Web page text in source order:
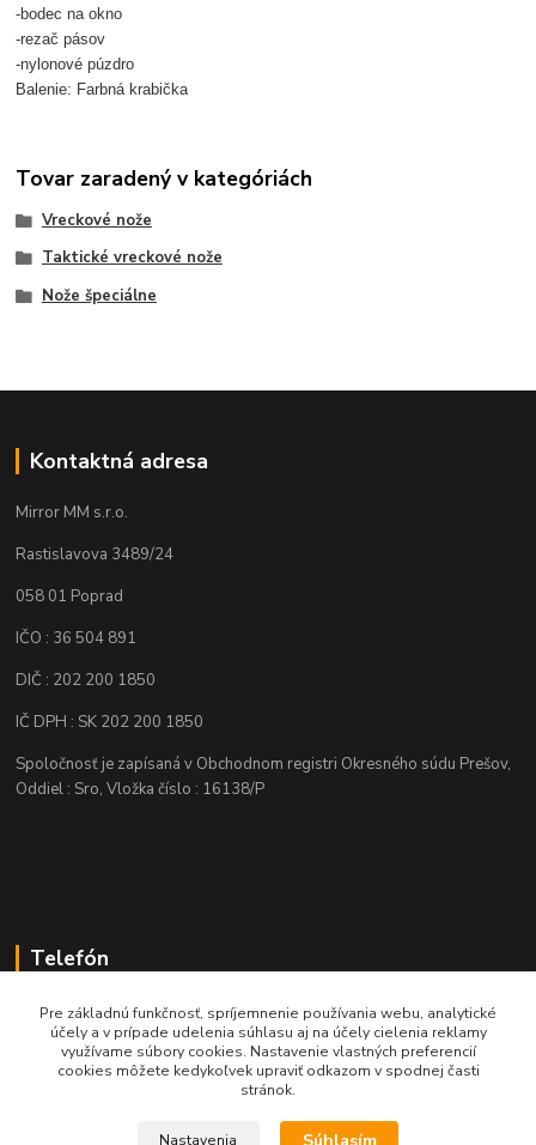
-bodec na okno
-rezač pásov
-nylonové púzdro
Balenie: Farbná krabička
Tovar zaradený v kategóriách
Vreckové nože
Taktické vreckové nože
Nože špeciálne
Kontaktná adresa
Mirror MM s.r.o.
Rastislavova 3489/24
058 01 Poprad
IČO : 36 504 891
DIČ : 202 200 1850
IČ DPH : SK 202 200 1850
Spoločnosť je zapísaná v Obchodnom registri Okresného súdu Prešov,
Oddiel : Sro, Vložka číslo : 16138/P
Telefón
+421 905 622 625
obchod@nozeplus.sk
Pre základnú funkčnosť, spríjemnenie používania webu, analytické
účely a v prípade udelenia súhlasu aj na účely cielenia reklamy
využívame súbory cookies. Nastavenie vlastných preferencií
cookies môžete kedykoľvek upraviť odkazom v spodnej časti
stránok.
Nastavenia